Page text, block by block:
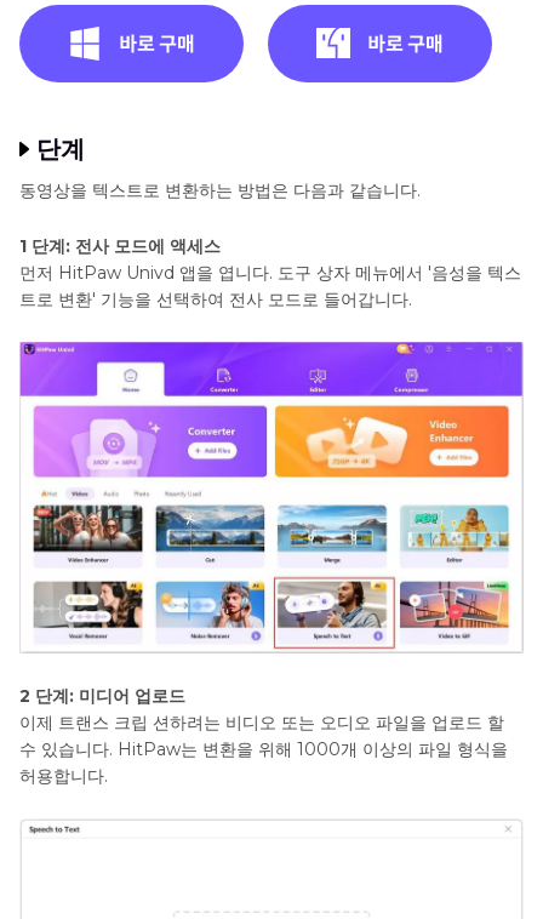
단계
동영상을 텍스트로 변환하는 방법은 다음과 같습니다.
1 단계: 전사 모드에 액세스
먼저 HitPaw Univd 앱을 엽니다. 도구 상자 메뉴에서 '음성을 텍스
트로 변환' 기능을 선택하여 전사 모드로 들어갑니다.
2 단계: 미디어 업로드
이제 트랜스 크립 션하려는 비디오 또는 오디오 파일을 업로드 할
수 있습니다. HitPaw는 변환을 위해 1000개 이상의 파일 형식을
허용합니다.